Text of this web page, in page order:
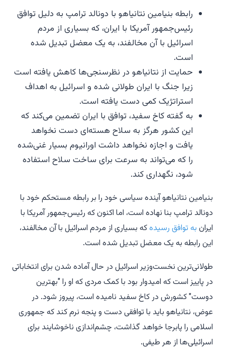
رابطه بنیامین نتانیاهو با دونالد ترامپ به دلیل توافق
رئیس‌جمهور آمریکا با ایران، که بسیاری از مردم
اسرائیل با آن مخالفند، به یک معضل تبدیل شده
است.
حمایت از نتانیاهو در نظرسنجی‌ها کاهش یافته است
زیرا جنگ با ایران طولانی شده و اسرائیل به اهداف
استراتژیک کمی دست یافته است.
به گفته کاخ سفید، توافق با ایران تضمین می‌کند که
این کشور هرگز به سلاح هسته‌ای دست نخواهد
یافت و اجازه نخواهد داشت اورانیوم بسیار غنی‌شده
را که می‌تواند به سرعت برای ساخت سلاح استفاده
شود، نگهداری کند.
بنیامین نتانیاهو آینده سیاسی خود را بر رابطه مستحکم خود با
دونالد ترامپ بنا نهاده است، اما اکنون که رئیس‌جمهور آمریکا با
ایران به توافق رسیدهکه بسیاری از مردم اسرائیل با آن مخالفند،
این رابطه به یک معضل تبدیل شده است.
طولانی‌ترین نخست‌وزیر اسرائیل در حال آماده شدن برای انتخاباتی
در پاییز است که امیدوار بود با کمک مردی که او را "بهترین
دوست" کشورش در کاخ سفید نامیده است، پیروز شود. در
عوض، نتانیاهو باید با توافقی دست و پنجه نرم کند که جمهوری
اسلامی را پابرجا خواهد گذاشت، چشم‌اندازی ناخوشایند برای
اسرائیلی‌ها از هر طیفی.